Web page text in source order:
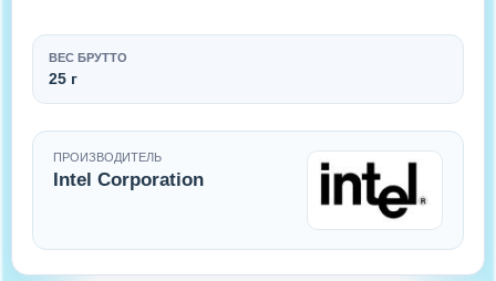
ВЕС БРУТТО
25 г
ПРОИЗВОДИТЕЛЬ
Intel Corporation